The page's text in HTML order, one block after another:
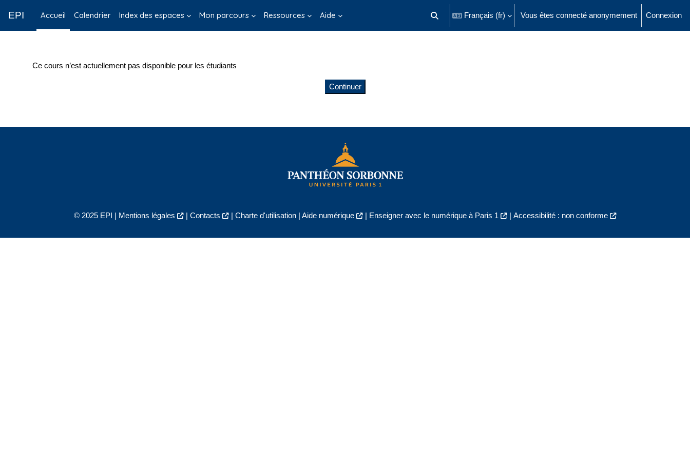
EPI Accueil Calendrier Index des espaces Mon parcours Ressources Aide Activer/désactiver la saisie de recherche
Français ‎(fr)‎ Vous êtes connecté anonymement Connexion
Ce cours n’est actuellement pas disponible pour les étudiants
Continuer
© 2025 EPI | Mentions légales | Contacts | Charte d'utilisation| Aide numérique | Enseigner avec le numérique à Paris 1 | Accessibilité : non conforme